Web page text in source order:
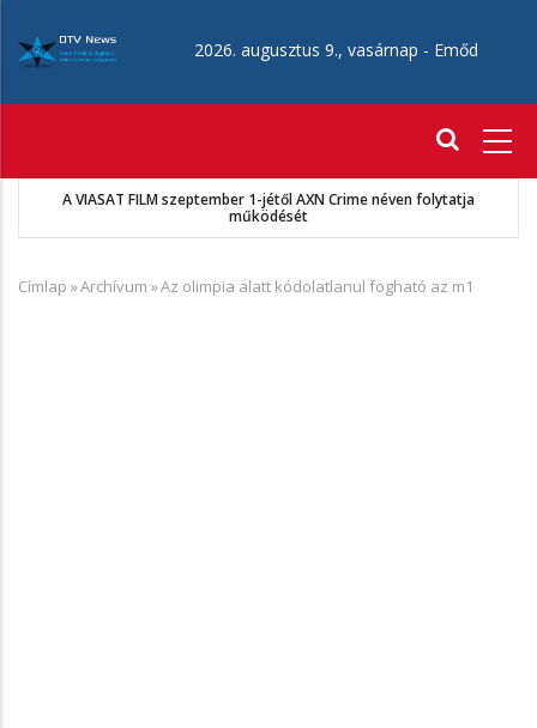
tartalomra
2026. augusztus 9., vasárnap - Emőd
A VIASAT FILM szeptember 1-jétől AXN Crime néven folytatja
működését
Morzsa
Címlap »Archívum »Az olimpia alatt kódolatlanul fogható az m1